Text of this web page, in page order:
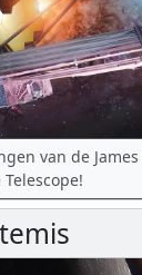
van de
Telescope!